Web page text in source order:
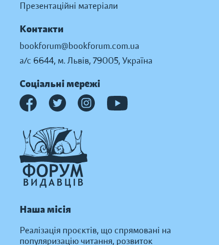
Презентаційні матеріали
Контакти
bookforum@bookforum.com.ua
а/с 6644, м. Львів, 79005, Україна
Соціальні мережі
Наша місія
Реалізація проєктів, що спрямовані на
популяризацію читання, розвиток